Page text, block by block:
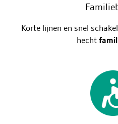
Korte lijnen en snel
hecht